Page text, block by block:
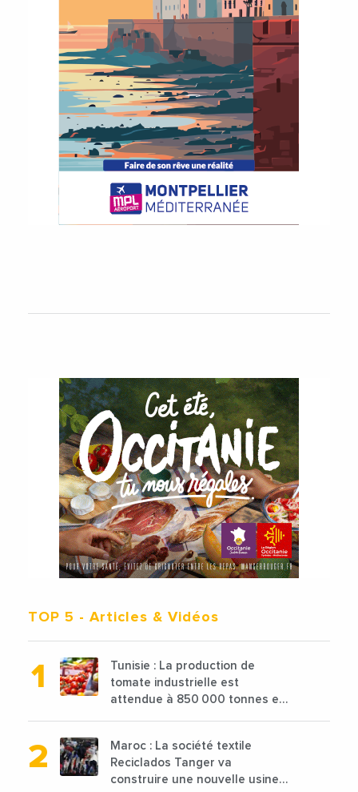
TOP 5 - Articles & Vidéos
Tunisie : La production de
tomate industrielle est
attendue à 850 000 tonnes en
Maroc : La société textile
Reciclados Tanger va
construire une nouvelle usine